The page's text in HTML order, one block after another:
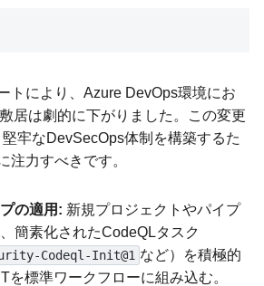
トにより、Azure DevOps環境にお
居は劇的に下がりました。この変更
牢なDevSecOps体制を構築するた
注力すべきです。
の適用: 新規プロジェクトやパイプ
簡素化されたCodeQLタスク
Codeql-Init@1 など）を積極的
を標準ワークフローに組み込む。